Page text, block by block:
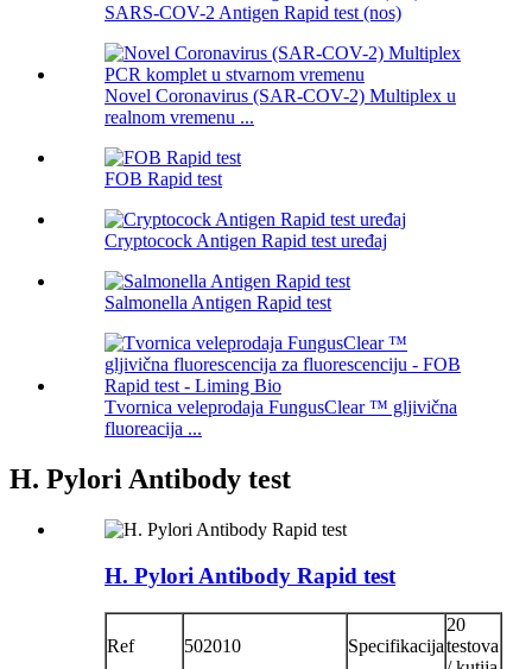
SARS-COV-2 Antigen Rapid test (nos)
Novel Coronavirus (SAR-COV-2) Multiplex u
realnom vremenu ...
FOB Rapid test
Cryptocock Antigen Rapid test uređaj
Salmonella Antigen Rapid test
Tvornica veleprodaja FungusClear ™ gljivična
fluoreacija ...
H. Pylori Antibody test
H. Pylori Antibody Rapid test
Ref 502010 Specifikacija
20
testova